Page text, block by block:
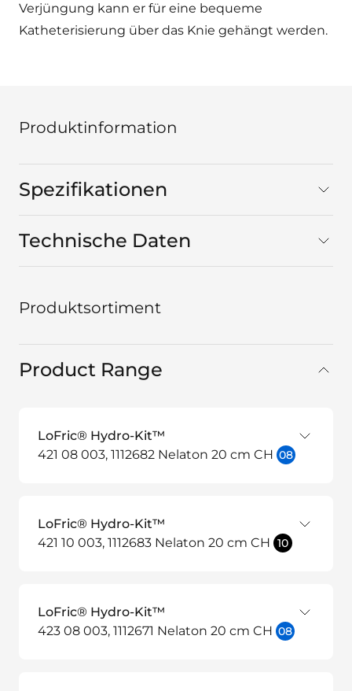
Verjüngung kann er für eine bequeme
Katheterisierung über das Knie gehängt werden.
Produktinformation
Spezifikationen
Technische Daten
Produktsortiment
Product Range
LoFric® Hydro-Kit™
421 08 003, 1112682 Nelaton 20 cm CH 08
LoFric® Hydro-Kit™
421 10 003, 1112683 Nelaton 20 cm CH 10
LoFric® Hydro-Kit™
423 08 003, 1112671 Nelaton 20 cm CH 08